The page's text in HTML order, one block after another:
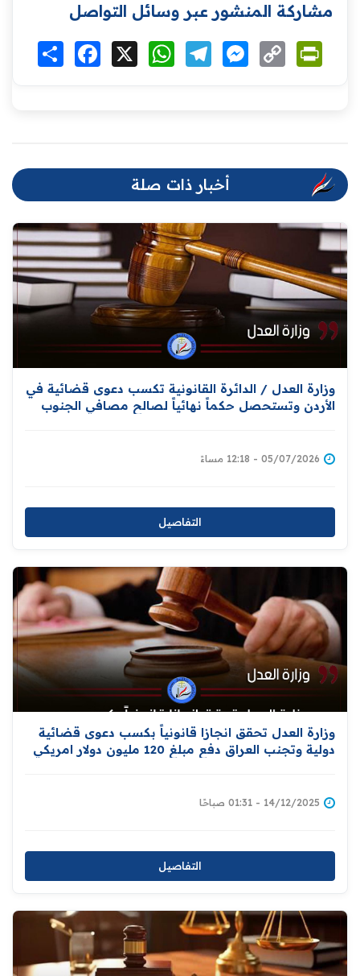
مشاركة المنشور عبر وسائل التواصل
انشر Facebook WhatsAppTelegramMessenger
Copy
Link
أخبار ذات صلة
وزارة العدل / الدائرة القانونية تكسب دعوى قضائية في
الأردن وتستحصل حكماً نهائياً لصالح مصافي الجنوب
05/07/2026 - 12:18 مساءً
التفاصيل
وزارة العدل تحقق انجازا قانونياً بكسب دعوى قضائية
دولية وتجنب العراق دفع مبلغ 120 مليون دولار امريكي
14/12/2025 - 01:31 صباحًا
التفاصيل